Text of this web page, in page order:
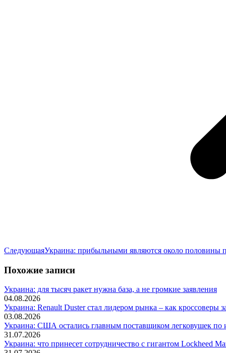
СледующаяСледующая
Украина: прибыльными являются около половины
Похожие записи
Украина: для тысяч ракет нужна база, а не громкие заявления
04.08.2026
Украина: Renault Duster стал лидером рынка – как кроссоверы
03.08.2026
Украина: США остались главным поставщиком легковушек по
31.07.2026
Украина: что принесет сотрудничество с гигантом Lockheed